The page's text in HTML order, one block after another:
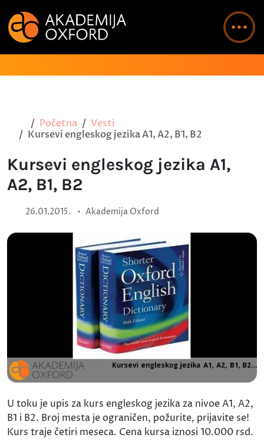
Početna
Vesti
Kursevi engleskog jezika A1, A2, B1, B2
Kursevi engleskog jezika A1,
A2, B1, B2
26.01.2015. • Akademija Oxford
U toku je upis za kurs engleskog jezika za nivoe A1, A2,
B1 i B2. Broj mesta je ograničen, požurite, prijavite se!
Kurs traje četiri meseca. Cena kursa iznosi 10.000 rsd.